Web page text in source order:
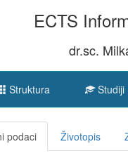
ECTS
dr.sc.
Struktura Studiji
podaci Životopis